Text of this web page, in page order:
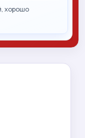
хорошо